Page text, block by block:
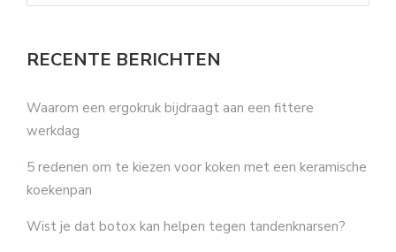
RECENTE BERICHTEN
Waarom een ergokruk bijdraagt aan een fittere
werkdag
5 redenen om te kiezen voor koken met een keramische
koekenpan
Wist je dat botox kan helpen tegen tandenknarsen?